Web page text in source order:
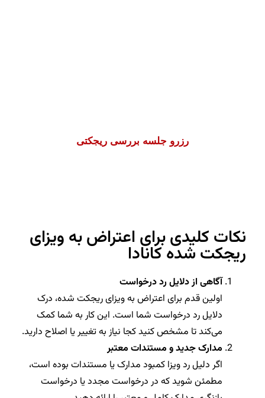
رزرو جلسه بررسی ریجکتی
نکات کلیدی برای اعتراض به ویزای
ریجکت شده کانادا
آگاهی از دلایل رد درخواست
اولین قدم برای اعتراض به ویزای ریجکت شده، درک
دلایل رد درخواست شما است. این کار به شما کمک
می‌کند تا مشخص کنید کجا نیاز به تغییر یا اصلاح دارید.
مدارک جدید و مستندات معتبر
اگر دلیل رد ویزا کمبود مدارک یا مستندات بوده است،
مطمئن شوید که در درخواست مجدد یا درخواست